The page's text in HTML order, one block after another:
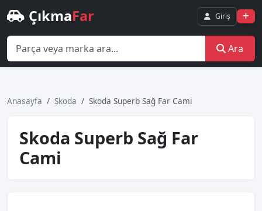
ÇıkmaFar Giriş
Ara
Anasayfa Skoda Skoda Superb Sağ Far Cami
Skoda Superb Sağ Far
Cami